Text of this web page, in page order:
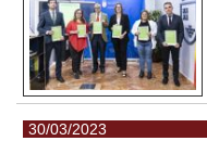
30/03/2023